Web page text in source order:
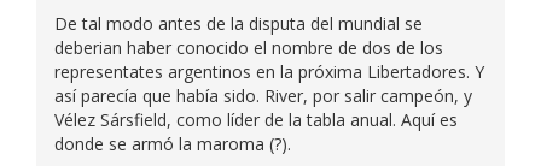
De tal modo antes de la disputa del mundial se
deberian haber conocido el nombre de dos de los
representates argentinos en la próxima Libertadores. Y
así parecía que había sido. River, por salir campeón, y
Vélez Sársfield, como líder de la tabla anual. Aquí es
donde se armó la maroma (?).